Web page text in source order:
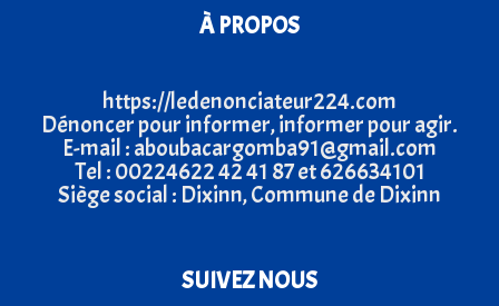
À PROPOS
https://ledenonciateur224.com
Dénoncer pour informer, informer pour agir.
E-mail : aboubacargomba91@gmail.com
Tel : 00224622 42 41 87 et 626634101
Siège social : Dixinn, Commune de Dixinn
SUIVEZ NOUS